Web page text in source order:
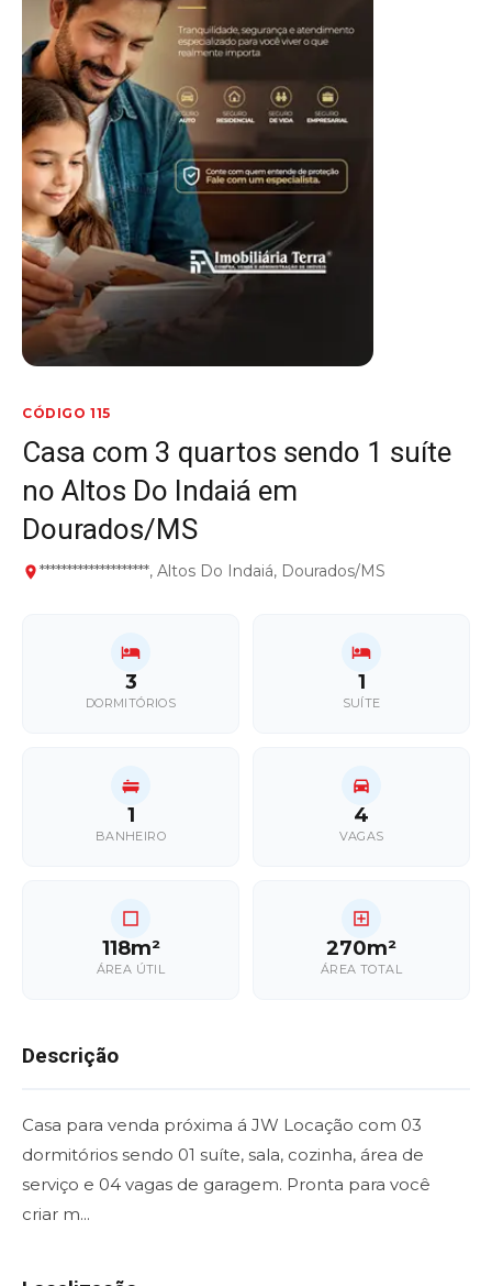
CÓDIGO 115
Casa com 3 quartos sendo 1 suíte
no Altos Do Indaiá em
Dourados/MS
********************, Altos Do Indaiá, Dourados/MS
3
DORMITÓRIOS
1
SUÍTE
1
BANHEIRO
4
VAGAS
118m²
ÁREA ÚTIL
270m²
ÁREA TOTAL
Descrição
Casa para venda próxima á JW Locação com 03
dormitórios sendo 01 suíte, sala, cozinha, área de
serviço e 04 vagas de garagem. Pronta para você
criar m...